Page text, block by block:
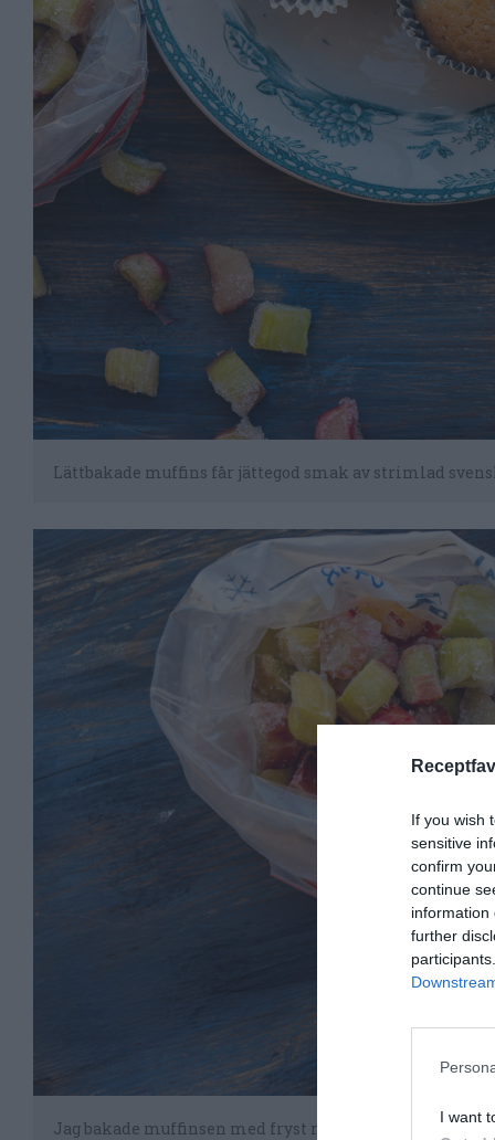
If you wish
sensitive
confirm
continue
information
further
I want
Lättbakade muffins får jättegod smak av strimlad
Jag bakade muffinsen med fryst rabarber men det går